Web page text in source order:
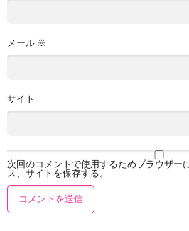
メール ※
サイト
次回のコメントで使用するためブラウザー
ス、サイトを保存する。